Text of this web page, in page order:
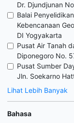
Dr. Djundjunan
Balai
Kebencanaan
DI Yogyakarta
Pusat Air Tanah
Diponegoro No.
Pusat Sumber
Jln. Soekarno
Lihat Lebih Banyak
Bahasa